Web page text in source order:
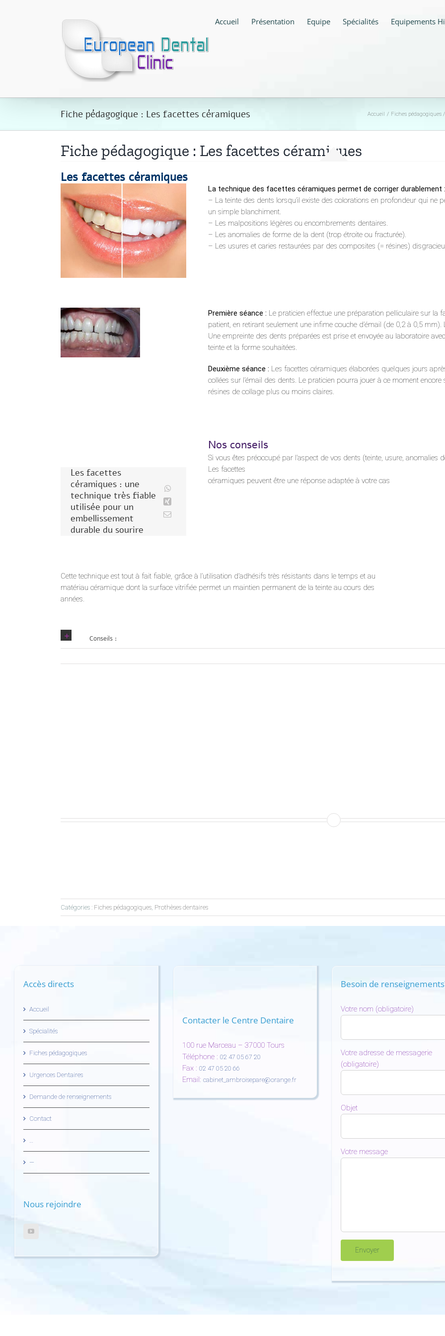
Accueil Présentation Equipe Spécialités Equipements
Fiche pédagogique : Les facettes céramiques Accueil Fiches pédagogiques
Fiche pédagogique : Les facettes céramiques
Les facettes céramiques
La technique des facettes céramiques permet de corriger durablement :
– La teinte des dents lorsqu’il existe des colorations en profondeur qui ne
un simple blanchiment.
– Les malpositions légères ou encombrements dentaires.
– Les anomalies de forme de la dent (trop étroite ou fracturée).
– Les usures et caries restaurées par des composites (= résines)
Première séance : Le praticien effectue une préparation pelliculaire sur la
patient, en retirant seulement une infime couche d’émail (de 0,2 à 0,5 mm).
Une empreinte des dents préparées est prise et envoyée au laboratoire
teinte et la forme souhaitées.
Deuxième séance : Les facettes céramiques élaborées quelques jours
collées sur l’émail des dents. Le praticien pourra jouer à ce moment encore
résines de collage plus ou moins claires.
Les facettes
céramiques : une
technique très fiable
utilisée pour un
embellissement
durable du sourire
Nos conseils
Si vous êtes préoccupé par l’aspect de vos dents (teinte, usure, anomalies
Les facettes
céramiques peuvent être une réponse adaptée à votre cas
Cette technique est tout à fait fiable, grâce à l’utilisation d’adhésifs très résistants dans le temps et au
matériau céramique dont la surface vitrifiée permet un maintien permanent de la teinte au cours des
années.
Conseils :
Catégories : Fiches pédagogiques, Prothèses dentaires
Accès directs
Accueil
Spécialités
Fiches pédagogiques
Urgences Dentaires
Demande de renseignements
Contact
…
—
Nous rejoindre
Contacter le Centre Dentaire
100 rue Marceau – 37000 Tours
Téléphone : 02 47 05 67 20
Fax : 02 47 05 20 66
Email: cabinet_ambroisepare@orange.fr
Besoin de
Votre nom (obligatoire)
Votre adresse de messagerie
(obligatoire)
Objet
Votre message